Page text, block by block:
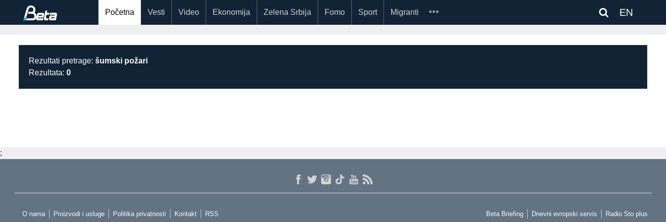
EN
Početna Vesti Video Ekonomija Zelena Srbija Fomo Sport Migranti
Rezultati pretrage: šumski požari
Rezultata: 0
;
O nama Proizvodi i usluge Politika privatnosti Kontakt RSS Beta Briefing Dnevni evropski servis Radio Sto plus